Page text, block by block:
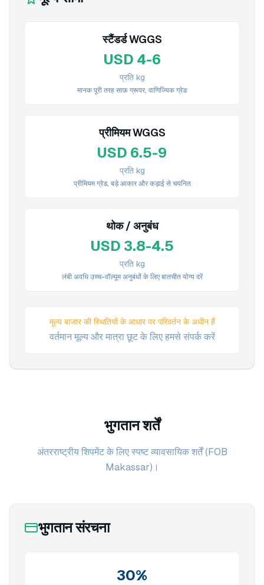
स्टैंडर्ड WGGS
USD 4-6
प्रति kg
मानक पूरी तरह साफ़ ग्रूपर, वाणिज्यिक ग्रेड
प्रीमियम WGGS
USD 6.5-9
प्रति kg
प्रीमियम ग्रेड, बड़े आकार और कड़ाई से चयनित
थोक / अनुबंध
USD 3.8-4.5
प्रति kg
लंबी अवधि उच्च-वॉल्यूम अनुबंधों के लिए बातचीत योग्य दरें
मूल्य बाजार की स्थितियों के आधार पर परिवर्तन के अधीन हैं
वर्तमान मूल्य और मात्रा छूट के लिए हमसे संपर्क करें
भुगतान शर्तें
अंतरराष्ट्रीय शिपमेंट के लिए स्पष्ट व्यावसायिक शर्तें (FOB
Makassar)।
भुगतान संरचना
30%